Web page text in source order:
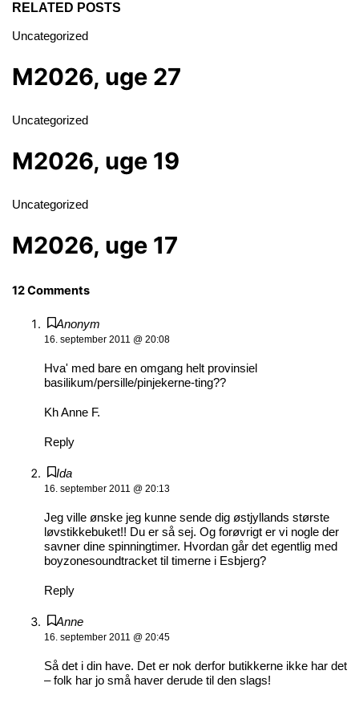
RELATED POSTS
Uncategorized
M2026, uge 27
Uncategorized
M2026, uge 19
Uncategorized
M2026, uge 17
12 Comments
Anonym
16. september 2011 @ 20:08
Hva' med bare en omgang helt provinsiel
basilikum/persille/pinjekerne-ting??
Kh Anne F.
Reply
Ida
16. september 2011 @ 20:13
Jeg ville ønske jeg kunne sende dig østjyllands største
løvstikkebuket!! Du er så sej. Og forøvrigt er vi nogle der
savner dine spinningtimer. Hvordan går det egentlig med
boyzonesoundtracket til timerne i Esbjerg?
Reply
Anne
16. september 2011 @ 20:45
Så det i din have. Det er nok derfor butikkerne ikke har det
– folk har jo små haver derude til den slags!